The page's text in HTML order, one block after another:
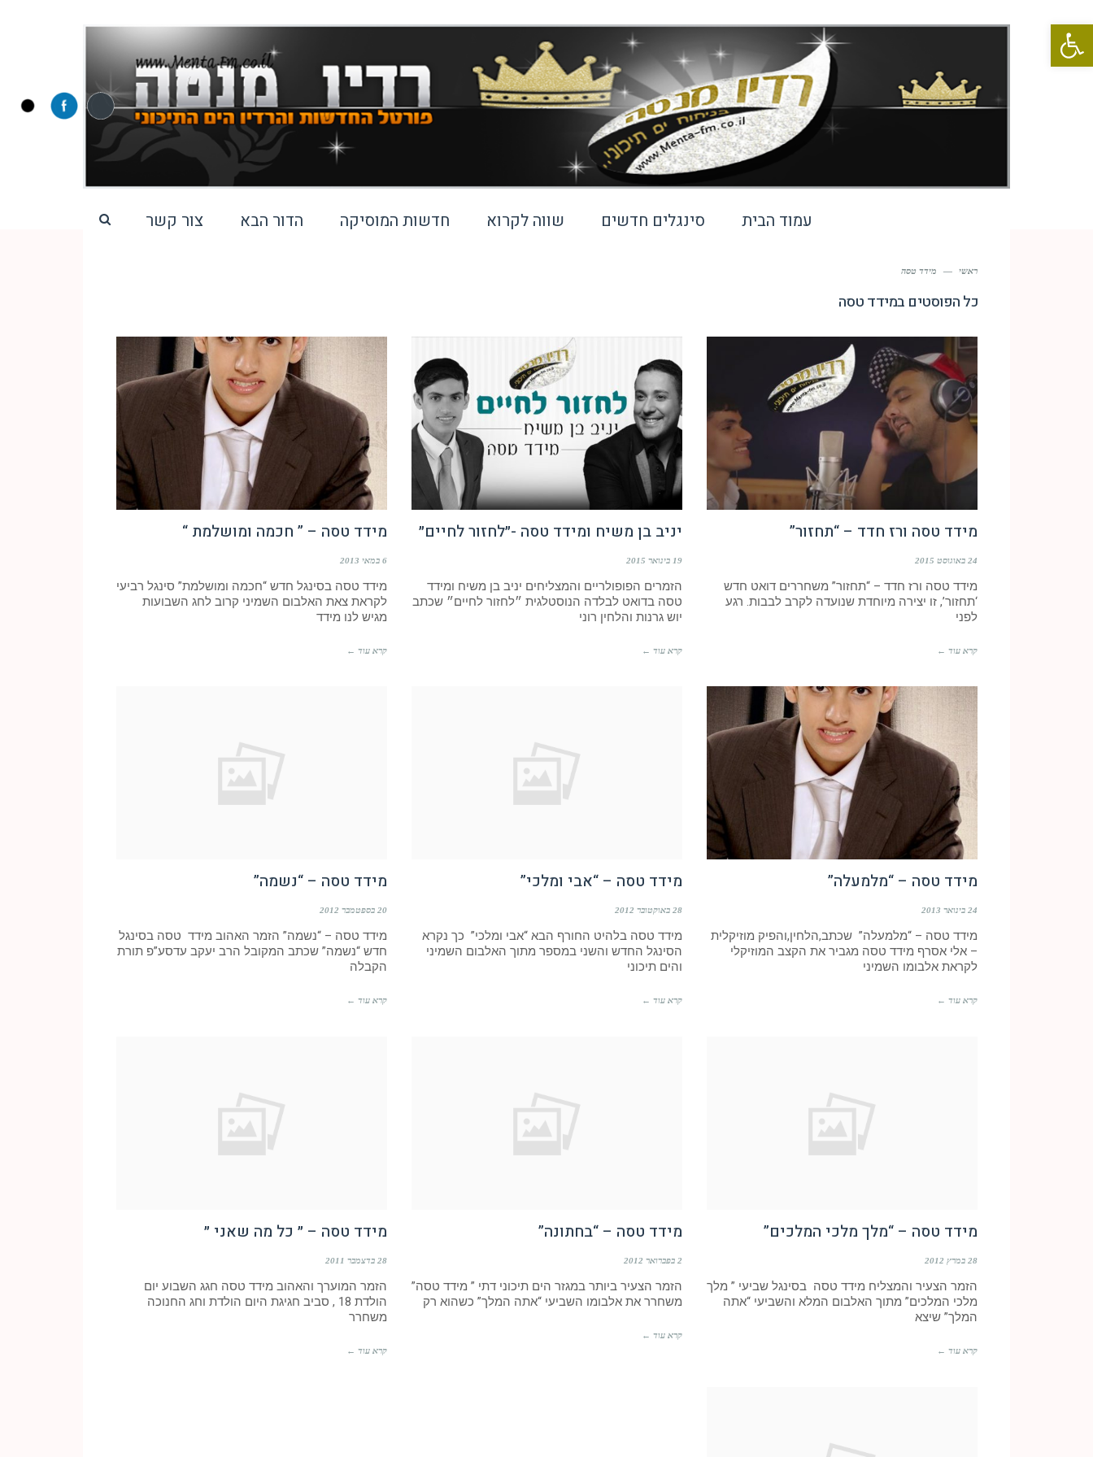
פתח סרגל נגישות
עמוד הבית סינגלים חדשים שווה לקרוא חדשות המוסיקה הדור הבא צור קשר
ראשי — מידד טסה
כל הפוסטים במידד טסה
מידד טסה ורז חדד – “תחזור”
24 באוגוסט 2015
מידד טסה ורז חדד – “תחזור” משחררים דואט חדש
‘תחזור’, זו יצירה מיוחדת שנועדה לקרב לבבות. רגע
לפני
קרא עוד ←
יניב בן משיח ומידד טסה -״לחזור לחיים״
19 בינואר 2015
הזמרים הפופולריים והמצליחים יניב בן משיח ומידד
טסה בדואט לבלדה הנוסטלגית ״לחזור לחיים״ שכתב
יוש גרנות והלחין רוני
קרא עוד ←
מידד טסה – ” חכמה ומושלמת “
6 במאי 2013
מידד טסה בסינגל חדש “חכמה ומושלמת” סינגל רביעי
לקראת צאת האלבום השמיני קרוב לחג השבועות
מגיש לנו מידד
קרא עוד ←
מידד טסה – “מלמעלה”
24 בינואר 2013
מידד טסה – “מלמעלה” שכתב,הלחין,והפיק מוזיקלית
– אלי אסרף מידד טסה מגביר את הקצב המוזיקלי
לקראת אלבומו השמיני
קרא עוד ←
מידד טסה – “אבי ומלכי”
28 באוקטובר 2012
מידד טסה בלהיט החורף הבא “אבי ומלכי” כך נקרא
הסינגל החדש והשני במספר מתוך האלבום השמיני
והים תיכוני
קרא עוד ←
מידד טסה – “נשמה”
20 בספטמבר 2012
מידד טסה – “נשמה” הזמר האהוב מידד טסה בסינגל
חדש “נשמה” שכתב המקובל הרב יעקב עדסע”פ תורת
הקבלה
קרא עוד ←
מידד טסה – “מלך מלכי המלכים”
28 במרץ 2012
הזמר הצעיר והמצליח מידד טסה בסינגל שביעי ” מלך
מלכי המלכים” מתוך האלבום המלא והשביעי “אתה
המלך” שיצא
קרא עוד ←
מידד טסה – “בחתונה”
2 בפברואר 2012
הזמר הצעיר ביותר במגזר הים תיכוני דתי ” מידד טסה”
משחרר את אלבומו השביעי “אתה המלך” כשהוא רק
קרא עוד ←
מידד טסה – ״ כל מה שאני ״
28 בדצמבר 2011
הזמר המוערך והאהוב מידד טסה חגג השבוע יום
הולדת 18 , סביב חגיגת היום הולדת וחג החנוכה
משחרר
קרא עוד ←